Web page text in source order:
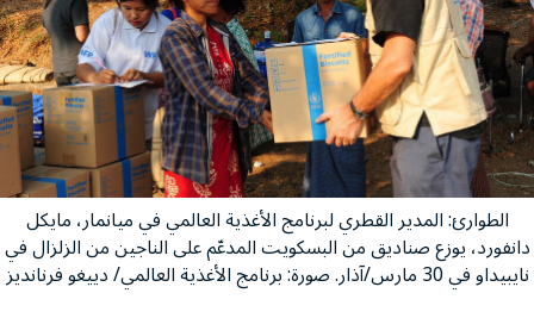
الطوارئ: المدير القطري لبرنامج الأغذية العالمي في ميانمار، مايكل
دانفورد، يوزع صناديق من البسكويت المدعّم على الناجين من الزلزال في
نايبيداو في 30 مارس/آذار. صورة: برنامج الأغذية العالمي/ دييغو فرنانديز